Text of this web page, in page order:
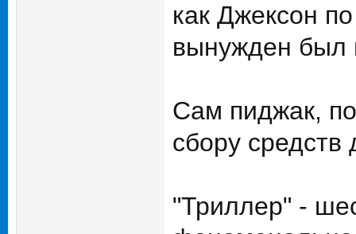
как Джексон
вынужден был
Сам пиджак,
сбору средств
"Триллер" -